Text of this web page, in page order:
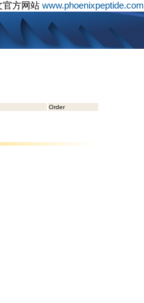
官方网站 www.phoenixpeptide.com
Order